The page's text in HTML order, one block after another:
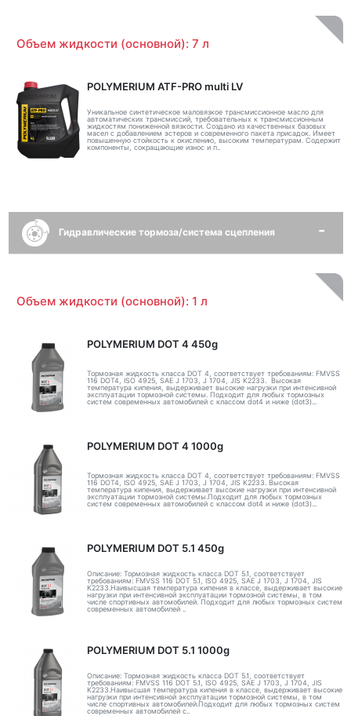
Объем жидкости (основной): 7 л
POLYMERIUM ATF-PRO multi LV
Уникальное синтетическое маловязкое трансмиссионное масло для
автоматических трансмиссий, требовательных к трансмиссионным
жидкостям пониженной вязкости. Создано из качественных базовых
масел с добавлением эстеров и современного пакета присадок. Имеет
повышенную стойкость к окислению, высоким температурам. Содержит
компоненты, сокращающие износ и п..
Гидравлические тормоза/система сцепления
Объем жидкости (основной): 1 л
POLYMERIUM DOT 4 450g
Тормозная жидкость класса DOT 4, соответствует требованиям: FMVSS
116 DOT4, ISO 4925, SAE J 1703, J 1704, JIS K2233. Высокая
температура кипения, выдерживает высокие нагрузки при интенсивной
эксплуатации тормозной системы. Подходит для любых тормозных
систем современных автомобилей с классом dot4 и ниже (dot3)...
POLYMERIUM DOT 4 1000g
Тормозная жидкость класса DOT 4, соответствует требованиям: FMVSS
116 DOT4, ISO 4925, SAE J 1703, J 1704, JIS K2233. Высокая
температура кипения, выдерживает высокие нагрузки при интенсивной
эксплуатации тормозной системы.Подходит для любых тормозных
систем современных автомобилей с классом dot4 и ниже (dot3)...
POLYMERIUM DOT 5.1 450g
Описание: Тормозная жидкость класса DOT 5.1, соответствует
требованиям: FMVSS 116 DOT 5.1, ISO 4925, SAE J 1703, J 1704, JIS
K2233.Наивысшая температура кипения в классе, выдерживает высокие
нагрузки при интенсивной эксплуатации тормозной системы, в том
числе спортивных автомобилей. Подходит для любых тормозных систем
современных автомобилей ..
POLYMERIUM DOT 5.1 1000g
Описание: Тормозная жидкость класса DOT 5.1, соответствует
требованиям: FMVSS 116 DOT 5.1, ISO 4925, SAE J 1703, J 1704, JIS
K2233.Наивысшая температура кипения в классе, выдерживает высокие
нагрузки при интенсивной эксплуатации тормозной системы, в том
числе спортивных автомобилей.Подходит для любых тормозных систем
современных автомобилей с..